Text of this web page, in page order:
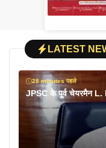
LATEST
28 minutes पहले
JPSC के पूर्व चेयरमैन L.